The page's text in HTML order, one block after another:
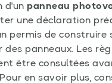
d'un panneau
une déclaration
permis de construire
panneaux. Les
être consultées
en savoir plus,